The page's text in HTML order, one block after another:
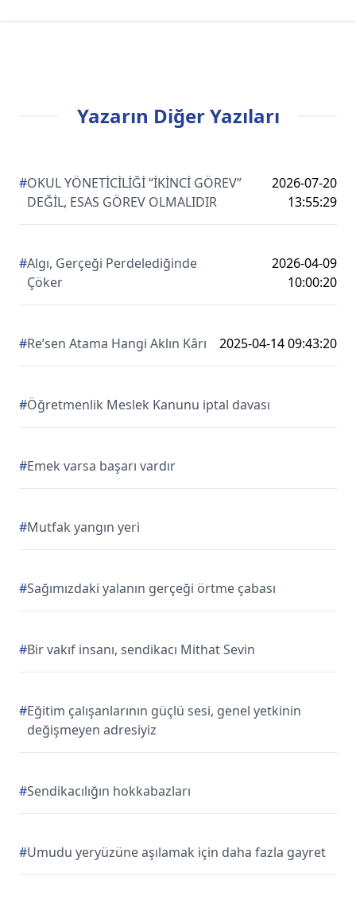
Yazarın Diğer Yazıları
#OKUL YÖNETİCİLİĞİ “İKİNCİ GÖREV”
DEĞİL, ESAS GÖREV OLMALIDIR
2026-07-20
13:55:29
#Algı, Gerçeği Perdelediğinde
Çöker
2026-04-09
10:00:20
#Re’sen Atama Hangi Aklın Kârı 2025-04-14 09:43:20
#Öğretmenlik Meslek Kanunu iptal davası
#Emek varsa başarı vardır
#Mutfak yangın yeri
#Sağımızdaki yalanın gerçeği örtme çabası
#Bir vakıf insanı, sendikacı Mithat Sevin
#Eğitim çalışanlarının güçlü sesi, genel yetkinin
değişmeyen adresiyiz
#Sendikacılığın hokkabazları
#Umudu yeryüzüne aşılamak için daha fazla gayret